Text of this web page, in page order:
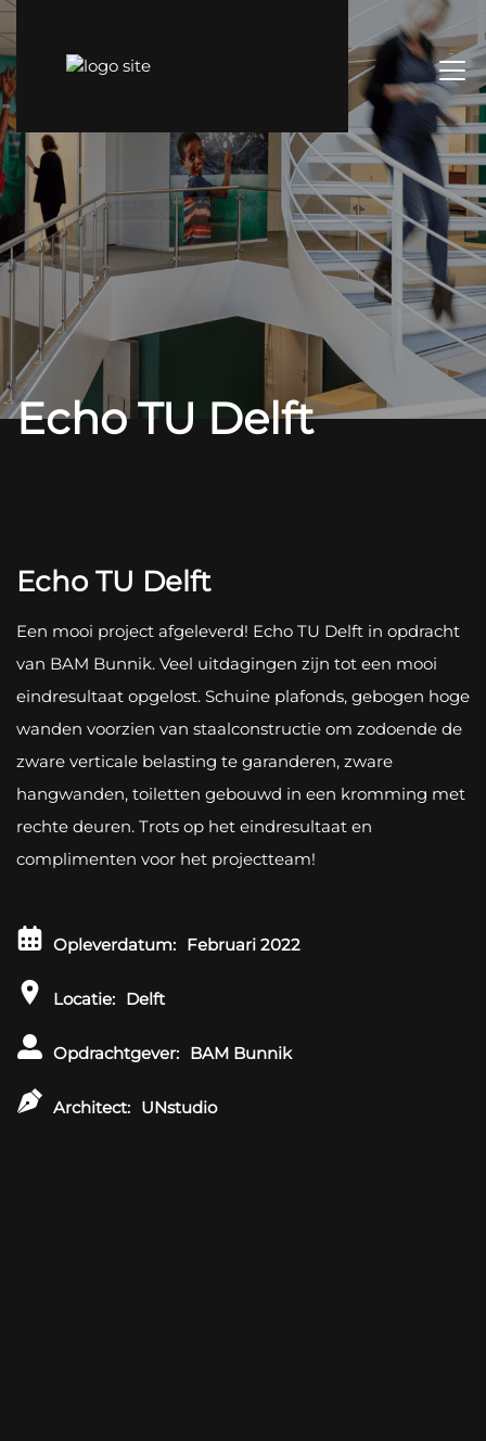
Echo TU Delft
Echo TU Delft
Een mooi project afgeleverd! Echo TU Delft in opdracht
van BAM Bunnik. Veel uitdagingen zijn tot een mooi
eindresultaat opgelost. Schuine plafonds, gebogen hoge
wanden voorzien van staalconstructie om zodoende de
zware verticale belasting te garanderen, zware
hangwanden, toiletten gebouwd in een kromming met
rechte deuren. Trots op het eindresultaat en
complimenten voor het projectteam!
Opleverdatum: Februari 2022
Locatie: Delft
Opdrachtgever: BAM Bunnik
Architect: UNstudio